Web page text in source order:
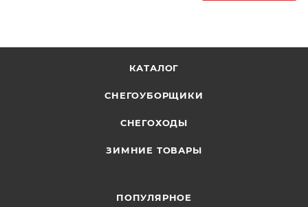
КАТАЛОГ
СНЕГОУБОРЩИКИ
СНЕГОХОДЫ
ЗИМНИЕ ТОВАРЫ
ПОПУЛЯРНОЕ